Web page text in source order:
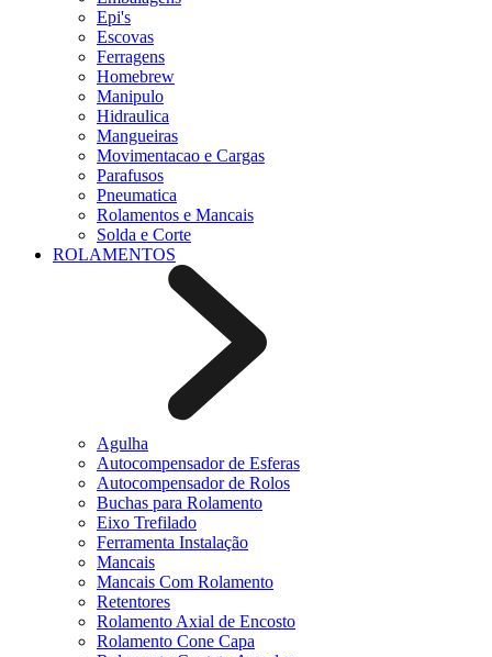
Epi's
Escovas
Ferragens
Homebrew
Manipulo
Hidraulica
Mangueiras
Movimentacao e Cargas
Parafusos
Pneumatica
Rolamentos e Mancais
Solda e Corte
ROLAMENTOS
Agulha
Autocompensador de Esferas
Autocompensador de Rolos
Buchas para Rolamento
Eixo Trefilado
Ferramenta Instalação
Mancais
Mancais Com Rolamento
Retentores
Rolamento Axial de Encosto
Rolamento Cone Capa